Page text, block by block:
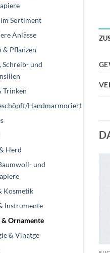
Sortiment
Anlässe
& Pflanzen
Schreib- und
Trinken
Handmarmoriert
Herd
und
Kosmetik
Instrumente
Ornamente
& Vinatge
+